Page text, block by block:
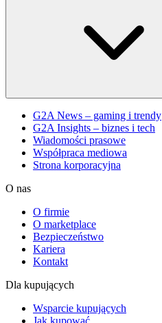
G2A News – gaming i trendy
G2A Insights – biznes i tech
Wiadomości prasowe
Współpraca mediowa
Strona korporacyjna
O nas
O firmie
O marketplace
Bezpieczeństwo
Kariera
Kontakt
Dla kupujących
Wsparcie kupujących
Jak kupować